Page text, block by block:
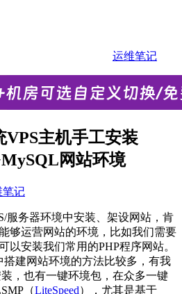
运维笔记
主机手工安装
网站环境
笔记
服务器环境中安装、架设网站，肯
够运营网站的环境，比如我们需要
以安装我们常用的PHP程序网站。
搭建网站环境的方法比较多，有我
，也有一键环境包，在众多一键
（LiteSpeed），尤其是基于